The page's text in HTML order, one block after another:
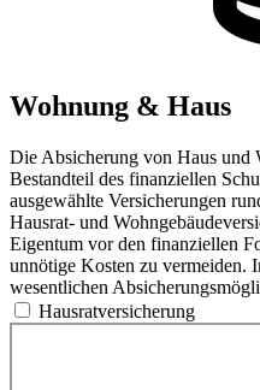
Wohnung & Haus
Die Absicherung von Haus und
Bestandteil des finanziellen
ausgewählte Versicherungen
Hausrat- und
Eigentum vor den finanziellen
unnötige Kosten zu vermeiden.
wesentlichen
Hausratversicherung